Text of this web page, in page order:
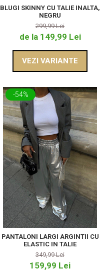
BLUGI SKINNY CU TALIE INALTA,
NEGRU
299,99 Lei
de la 149,99 Lei
VEZI VARIANTE
-54%
PANTALONI LARGI ARGINTII CU
ELASTIC IN TALIE
349,99 Lei
159,99 Lei